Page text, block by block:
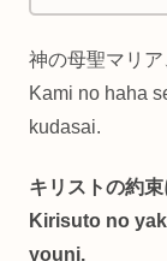
神の母聖マリア
Kami no haha
kudasai.
キリストの約
Kirisuto no
youni.